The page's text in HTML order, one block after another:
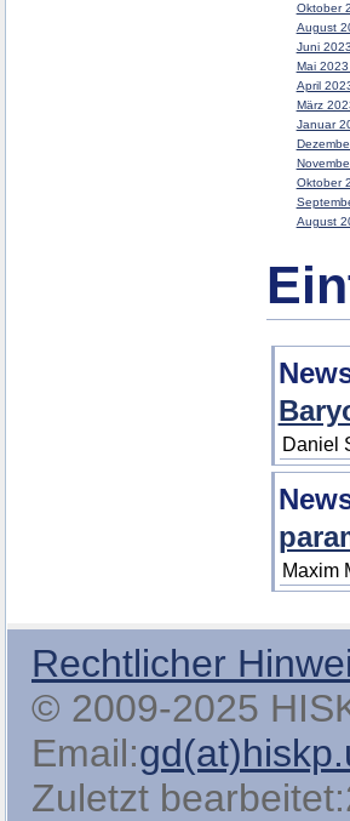
Oktober
August
Juni
Mai 2023
April
März
Januar
Oktober
August
Daniel
Maxim
Rechtlicher
© 2009-2025
Email:
Zuletzt